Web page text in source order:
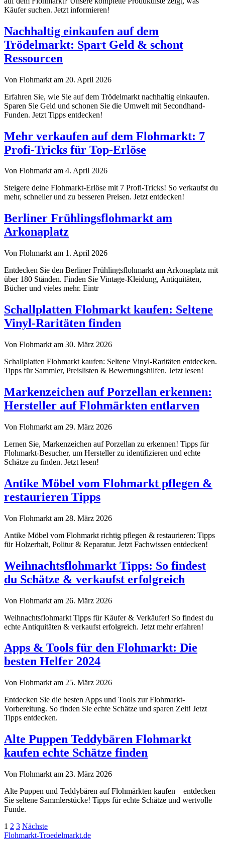
Käufer suchen. Jetzt informieren!
Nachhaltig einkaufen auf dem
Trödelmarkt: Spart Geld & schont
Ressourcen
Von Flohmarkt am 20. April 2026
Erfahren Sie, wie Sie auf dem Trödelmarkt nachhaltig einkaufen.
Sparen Sie Geld und schonen Sie die Umwelt mit Secondhand-
Funden. Jetzt Tipps entdecken!
Mehr verkaufen auf dem Flohmarkt: 7
Profi-Tricks für Top-Erlöse
Von Flohmarkt am 4. April 2026
Steigere deine Flohmarkt-Erlöse mit 7 Profi-Tricks! So verkaufst du
mehr, schneller und zu besseren Preisen. Jetzt entdecken!
Berliner Frühlingsflohmarkt am
Arkonaplatz
Von Flohmarkt am 1. April 2026
Entdecken Sie den Berliner Frühlingsflohmarkt am Arkonaplatz mit
über 180 Ständen. Finden Sie Vintage-Kleidung, Antiquitäten,
Bücher und vieles mehr. Eintr
Schallplatten Flohmarkt kaufen: Seltene
Vinyl-Raritäten finden
Von Flohmarkt am 30. März 2026
Schallplatten Flohmarkt kaufen: Seltene Vinyl-Raritäten entdecken.
Tipps für Sammler, Preislisten & Bewertungshilfen. Jetzt lesen!
Markenzeichen auf Porzellan erkennen:
Hersteller auf Flohmärkten entlarven
Von Flohmarkt am 29. März 2026
Lernen Sie, Markenzeichen auf Porzellan zu erkennen! Tipps für
Flohmarkt-Besucher, um Hersteller zu identifizieren und echte
Schätze zu finden. Jetzt lesen!
Antike Möbel vom Flohmarkt pflegen &
restaurieren Tipps
Von Flohmarkt am 28. März 2026
Antike Möbel vom Flohmarkt richtig pflegen & restaurieren: Tipps
für Holzerhalt, Politur & Reparatur. Jetzt Fachwissen entdecken!
Weihnachtsflohmarkt Tipps: So findest
du Schätze & verkaufst erfolgreich
Von Flohmarkt am 26. März 2026
Weihnachtsflohmarkt Tipps für Käufer & Verkäufer! So findest du
echte Antiquitäten & verkaufst erfolgreich. Jetzt mehr erfahren!
Apps & Tools für den Flohmarkt: Die
besten Helfer 2024
Von Flohmarkt am 25. März 2026
Entdecken Sie die besten Apps und Tools zur Flohmarkt-
Vorbereitung. So finden Sie echte Schätze und sparen Zeit! Jetzt
Tipps entdecken.
Alte Puppen Teddybären Flohmarkt
kaufen echte Schätze finden
Von Flohmarkt am 23. März 2026
Alte Puppen und Teddybären auf Flohmärkten kaufen – entdecken
Sie seltene Sammlerstücke! Tipps für echte Schätze und wertvolle
Funde.
Seitennummerierung
1 2 3 Nächste
Flohmarkt-Troedelmarkt.de